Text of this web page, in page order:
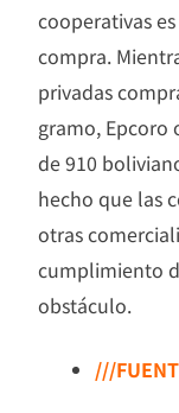
cooperativas
compra.
privadas
gramo, Epcoro
de 910
hecho que las
otras
cumplimiento
obstáculo.
///